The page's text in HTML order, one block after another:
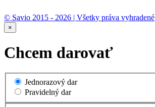
© Savio 2015 - 2026 | Všetky práva vyhradené
×
Chcem darovať
Jednorazový dar
Pravidelný dar